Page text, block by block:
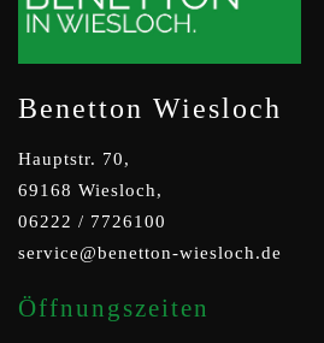
Benetton Wiesloch
Hauptstr. 70,
69168 Wiesloch,
06222 / 7726100
service@benetton-wiesloch.de
Öffnungszeiten